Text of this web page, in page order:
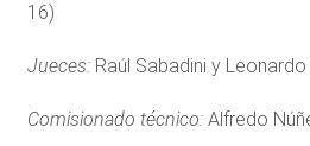
16)
Jueces:Raúl Sabadini y Leonardo
Comisionado técnico:Alfredo